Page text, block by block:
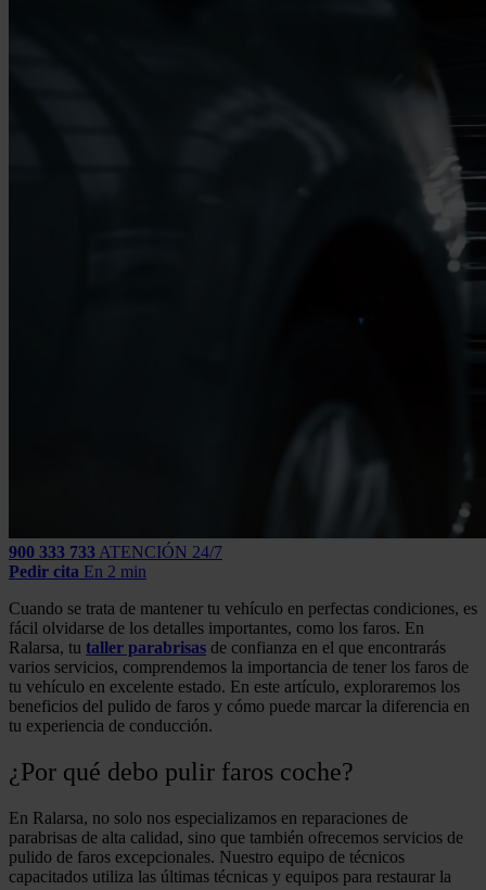
900 333 733 ATENCIÓN 24/7
Pedir cita En 2 min
Cuando se trata de mantener tu vehículo en perfectas condiciones, es
fácil olvidarse de los detalles importantes, como los faros. En
Ralarsa, tu taller parabrisas de confianza en el que encontrarás
varios servicios, comprendemos la importancia de tener los faros de
tu vehículo en excelente estado. En este artículo, exploraremos los
beneficios del pulido de faros y cómo puede marcar la diferencia en
tu experiencia de conducción.
¿Por qué debo pulir faros coche?
En Ralarsa, no solo nos especializamos en reparaciones de
parabrisas de alta calidad, sino que también ofrecemos servicios de
pulido de faros excepcionales. Nuestro equipo de técnicos
capacitados utiliza las últimas técnicas y equipos para restaurar la